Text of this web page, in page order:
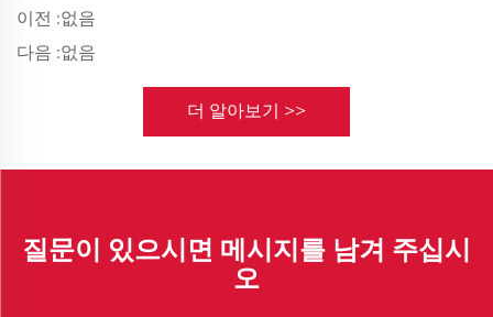
이전 :없음
다음 :없음
더 알아보기 >>
질문이 있으시면 메시지를 남겨 주십시
오